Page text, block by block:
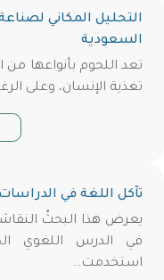
التحليل المكاني
السعودية
تعد اللحوم بأنواعها من
تغذية الإنسان، وعلى
تآكل اللغة في
يعرض هذا البحثُ
في الدرس اللغوي
استخدمت…